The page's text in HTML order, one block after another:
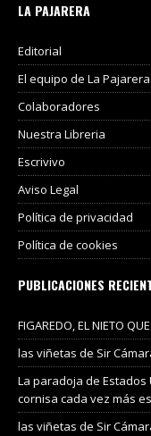
LA PAJARERA
Editorial
El equipo de La Pajarera
Colaboradores
Nuestra Libreria
Escrivivo
Aviso Legal
Política de privacidad
Política de cookies
PUBLICACIONES
FIGAREDO, EL NIETO
las viñetas de Sir
La paradoja de
cornisa cada vez más
las viñetas de Sir